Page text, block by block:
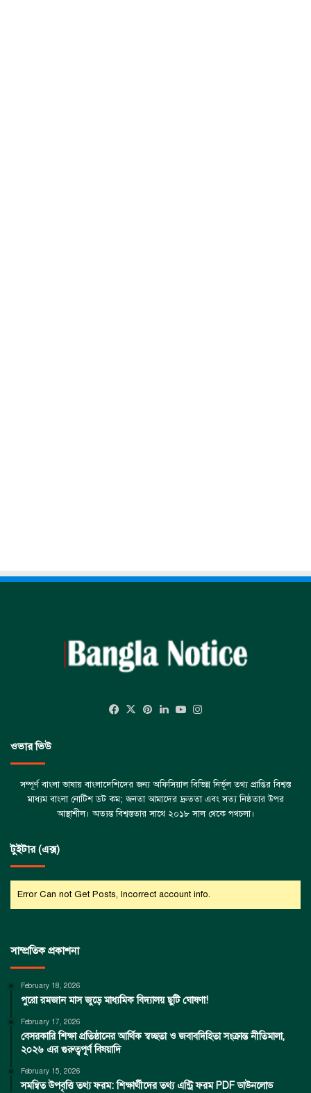
Facebook
X Pinterest
LinkedInYouTube
ওভার ভিউ
সম্পূর্ণ বাংলা ভাষায় বাংলাদেশিদের জন্য অফিসিয়াল বিভিন্ন নির্ভূল তথ্য প্রাপ্তির বিশ্বস্ত
মাধ্যম বাংলা নোটিশ ডট কম; জনতা আমাদের দ্রুততা এবং সত্য নিষ্ঠতার উপর
আস্থাশীল। অত্যন্ত বিশ্বস্ততার সাথে ২০১৮ সাল থেকে পথচলা।
টুইটার (এক্স)
Error Can not Get Posts, Incorrect account info.
সাম্প্রতিক প্রকাশনা
February 18, 2026
পুরো রমজান মাস জুড়ে মাধ্যমিক বিদ্যালয় ছুটি ঘোষণা!
February 17, 2026
বেসরকারি শিক্ষা প্রতিষ্ঠানের আর্থিক স্বচ্ছতা ও জবাবদিহিতা সংক্রান্ত নীতিমালা,
২০২৬ এর গুরুত্বপূর্ণ বিষয়াদি
February 15, 2026
সমন্বিত উপবৃত্তি তথ্য ফরম: শিক্ষার্থীদের তথ্য এন্ট্রি ফরম PDF ডাউনলোড